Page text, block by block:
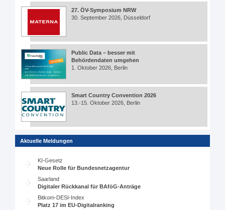
27. ÖV-Symposium NRW
30. September 2026, Düsseldorf
Public Data – besser mit
Behördendaten umgehen
1. Oktober 2026, Berlin
Smart Country Convention 2026
13.-15. Oktober 2026, Berlin
Aktuelle Meldungen
KI-Gesetz
Neue Rolle für Bundesnetzagentur
Saarland
Digitaler Rückkanal für BAföG-Anträge
Bitkom-DESI-Index
Platz 17 im EU-Digitalranking